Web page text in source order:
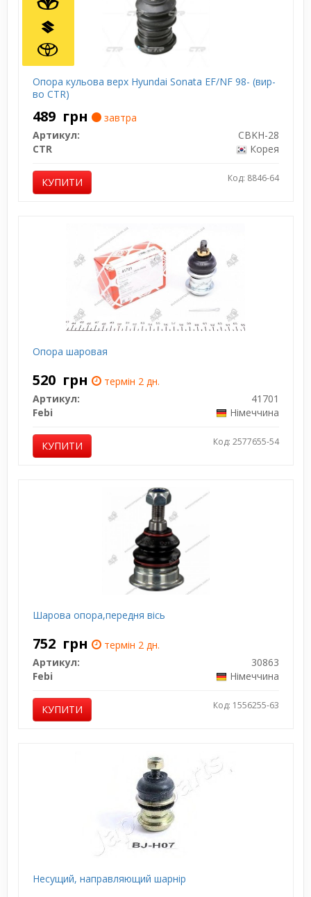
Опора кульова верх Hyundai Sonata EF/NF 98- (вир-
во CTR)
489 грн
завтра
Артикул:
CBKH-28
CTR
Корея
КУПИТИ Код: 8846-64
Опора шаровая
520 грн
термін 2 дн.
Артикул:
41701
Febi
Німеччина
КУПИТИ Код: 2577655-54
Шарова опора,передня вісь
752 грн
термін 2 дн.
Артикул:
30863
Febi
Німеччина
КУПИТИ Код: 1556255-63
Несущий, направляющий шарнір